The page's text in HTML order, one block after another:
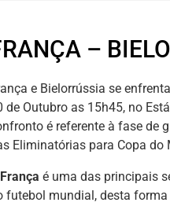
–
e Bielorrússia se
de Outubro as 15h45, no
é referente à fase de
Eliminatórias para Copa do
França é uma das principais
futebol mundial, desta